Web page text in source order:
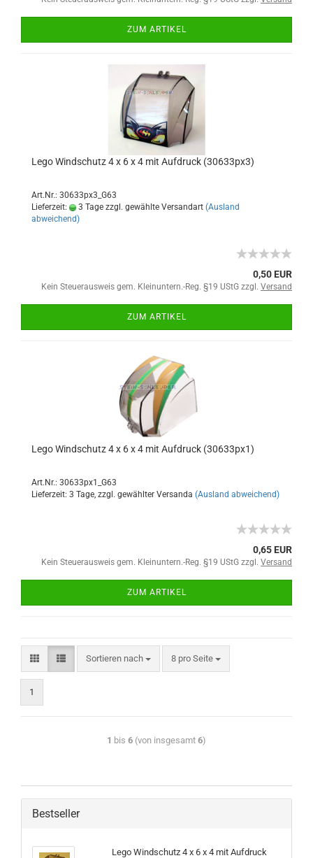
ZUM ARTIKEL
Lego Windschutz 4 x 6 x 4 mit Aufdruck (30633px3)
Art.Nr.: 30633px3_G63
Lieferzeit:
3 Tage zzgl. gewählte Versandart (Ausland
abweichend)
0,50 EUR
Kein Steuerausweis gem. Kleinuntern.-Reg. §19 UStG zzgl. Versand
ZUM ARTIKEL
Lego Windschutz 4 x 6 x 4 mit Aufdruck (30633px1)
Art.Nr.: 30633px1_G63
Lieferzeit: 3 Tage, zzgl. gewählter Versanda (Ausland abweichend)
0,65 EUR
Kein Steuerausweis gem. Kleinuntern.-Reg. §19 UStG zzgl. Versand
ZUM ARTIKEL
Sortieren nach 8 pro Seite
1
1 bis 6 (von insgesamt 6)
Bestseller
Lego Windschutz 4 x 6 x 4 mit Aufdruck